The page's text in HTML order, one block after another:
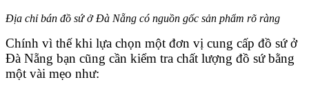
Địa chỉ bán đồ sứ ở Đà Nẵng có nguồn gốc sản phẩm rõ ràng
Chính vì thế khi lựa chọn một đơn vị cung cấp đồ sứ ở
Đà Nẵng bạn cũng cần kiểm tra chất lượng đồ sứ bằng
một vài mẹo như: